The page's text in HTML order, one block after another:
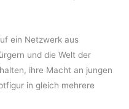
ein Netzwerk aus
und die Welt der
ihre Macht an jungen
in gleich mehrere